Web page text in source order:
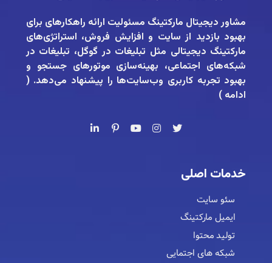
مشاور دیجیتال مارکتینگ مسئولیت ارائه راهکارهای برای
بهبود بازدید از سایت و افزایش فروش، استراتژی‌های
مارکتینگ دیجیتالی مثل تبلیغات در گوگل، تبلیغات در
شبکه‌های اجتماعی، بهینه‌سازی موتورهای جستجو و
بهبود تجربه کاربری وب‌سایت‌ها را پیشنهاد می‌دهد. (
ادامه )
خدمات اصلی
سئو سایت
ایمیل مارکتینگ
تولید محتوا
شبکه های اجتمایی